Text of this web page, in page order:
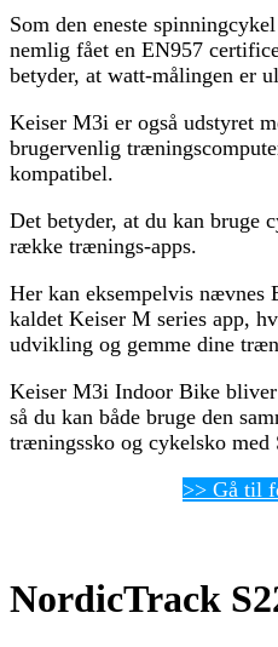
Som den eneste
nemlig fået en EN957
betyder, at watt-målingen er
Keiser M3i er også udstyret
brugervenlig
kompatibel.
Det betyder, at du kan bruge
række trænings-apps.
Her kan eksempelvis nævnes
kaldet Keiser M series app,
udvikling og gemme dine
Keiser M3i Indoor Bike
så du kan både bruge den
træningssko og cykelsko med
>> Gå til
NordicTrack